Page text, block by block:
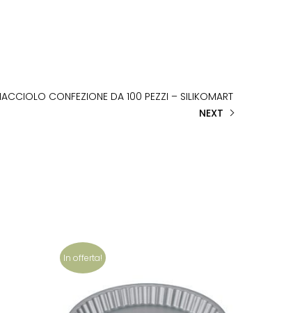
CONFEZIONE DA 100 PEZZI – SILIKOMART
NEXT
In offerta!